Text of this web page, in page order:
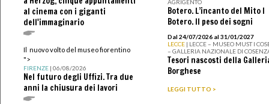
al cinema con i giganti
dell'immaginario
Il nuovo volto del museo fiorentino
">
FIRENZE| 06/08/2026
Nel futuro degli Uffizi. Tra due
anni la chiusura dei lavori
AGRIGENTO
Botero. L’incanto del Mito I
Botero. Il peso dei sogni
Dal 24/07/2026 al 31/01/2027
LECCE | LECCE – MUSEO MUST I
– GALLERIA NAZIONALE DI
Tesori nascosti della
Borghese
LEGGI TUTTO >